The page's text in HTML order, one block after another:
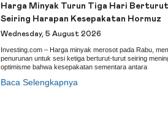
Harga Minyak Turun Tiga Hari
Seiring Harapan Kesepakatan Hormuz
Wednesday, 5 August 2026
Investing.com – Harga minyak merosot pada Rabu,
penurunan untuk sesi ketiga berturut-turut seiring
optimisme bahwa kesepakatan sementara antara
Baca Selengkapnya